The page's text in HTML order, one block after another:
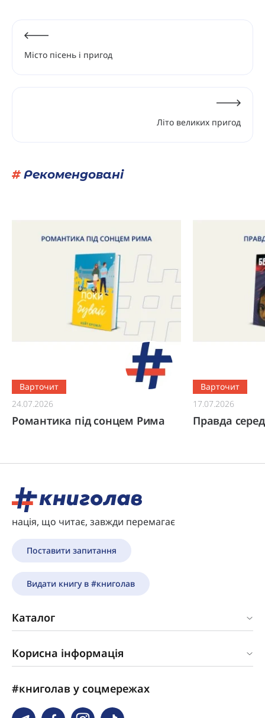
Місто пісень і пригод
Літо великих пригод
#Рекомендовані
Варточит
24.07.2026
Романтика під сонцем Рима
Варточит
17.07.2026
Правда
нація, що читає, завжди перемагає
Поставити запитання
Видати книгу в #книголав
Каталог
Корисна інформація
#книголав у соцмережах